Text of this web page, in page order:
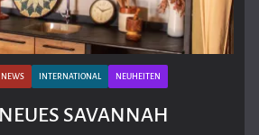
NEWS INTERNATIONAL NEUHEITEN
SAVANNAH